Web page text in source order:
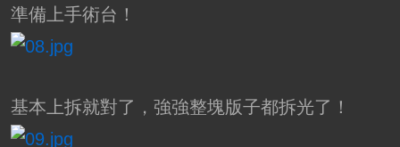
準備上手術台！
基本上拆就對了，強強整塊版子都拆光了！